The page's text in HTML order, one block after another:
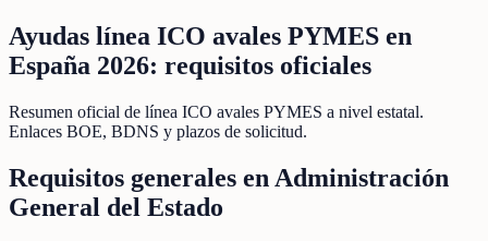
Ayudas línea ICO avales PYMES en
España 2026: requisitos oficiales
Resumen oficial de línea ICO avales PYMES a nivel estatal.
Enlaces BOE, BDNS y plazos de solicitud.
Requisitos generales en Administración
General del Estado